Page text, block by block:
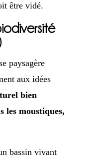
être vidé.
paysagère
aux idées
bien
les moustiques,
bassin vivant